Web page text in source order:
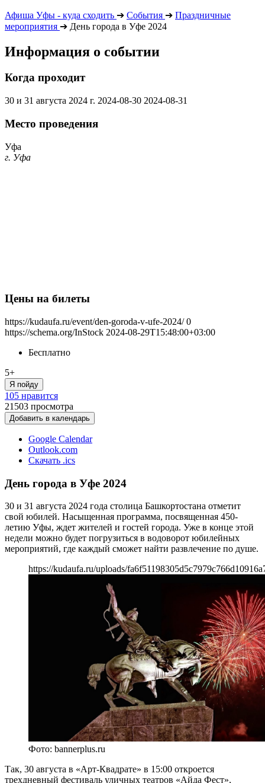
Афиша Уфы - куда сходить ➔ События ➔ Праздничные
мероприятия ➔ День города в Уфе 2024
Информация о событии
Когда проходит
30 и 31 августа 2024 г. 2024-08-30 2024-08-31
Место проведения
Уфа
г. Уфа
Цены на билеты
https://kudaufa.ru/event/den-goroda-v-ufe-2024/ 0
https://schema.org/InStock 2024-08-29T15:48:00+03:00
Бесплатно
5+
Я пойду
105 нравится
21503 просмотра
Добавить в календарь
Google Calendar
Outlook.com
Скачать .ics
День города в Уфе 2024
30 и 31 августа 2024 года столица Башкортостана отметит
свой юбилей. Насыщенная программа, посвященная 450-
летию Уфы, ждет жителей и гостей города. Уже в конце этой
недели можно будет погрузиться в водоворот юбилейных
мероприятий, где каждый сможет найти развлечение по душе.
https://kudaufa.ru/uploads/
Фото: bannerplus.ru
Так, 30 августа в «Арт-Квадрате» в 15:00 откроется
трехдневный фестиваль уличных театров «Айда Фест»,